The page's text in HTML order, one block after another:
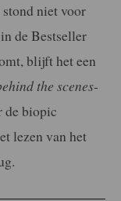
niet voor
de Bestseller
blijft het een
the scenes-
de biopic
lezen van het